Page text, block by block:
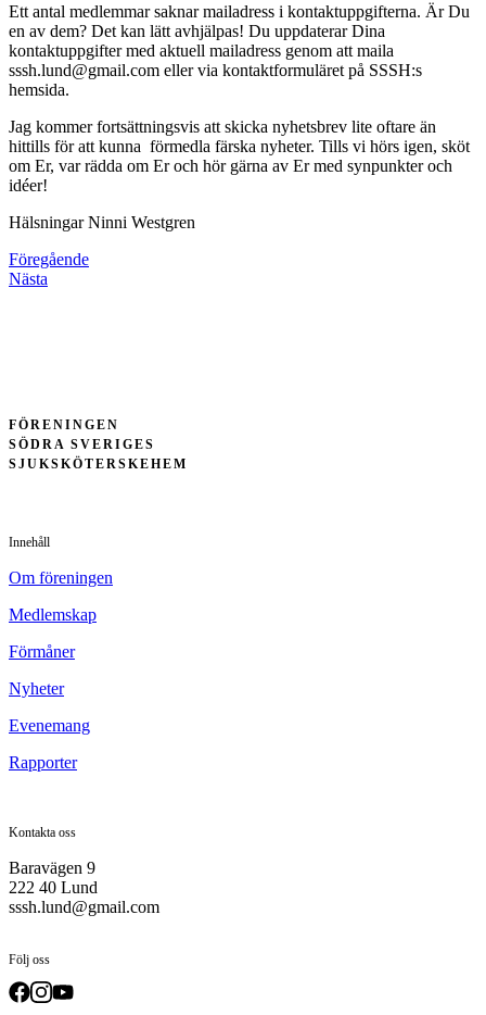
Ett antal medlemmar saknar mailadress i kontaktuppgifterna. Är Du
en av dem? Det kan lätt avhjälpas! Du uppdaterar Dina
kontaktuppgifter med aktuell mailadress genom att maila
sssh.lund@gmail.com eller via kontaktformuläret på SSSH:s
hemsida.
Jag kommer fortsättningsvis att skicka nyhetsbrev lite oftare än
hittills för att kunna förmedla färska nyheter. Tills vi hörs igen, sköt
om Er, var rädda om Er och hör gärna av Er med synpunkter och
idéer!
Hälsningar Ninni Westgren
Föregående
Nästa
FÖRENINGEN
SÖDRA SVERIGES
SJUKSKÖTERSKEHEM
Innehåll
Om föreningen
Medlemskap
Förmåner
Nyheter
Evenemang
Rapporter
Kontakta oss
Baravägen 9
222 40 Lund
sssh.lund@gmail.com
Följ oss